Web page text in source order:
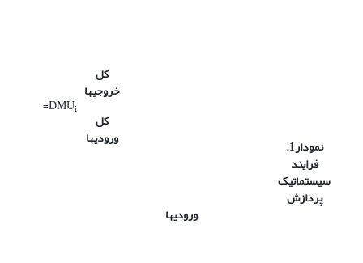
کل
خروجیها
DMUi
=
کل
ورودیها نمودار1.
فرایند
سیستماتیک
پردازش
ورودیها